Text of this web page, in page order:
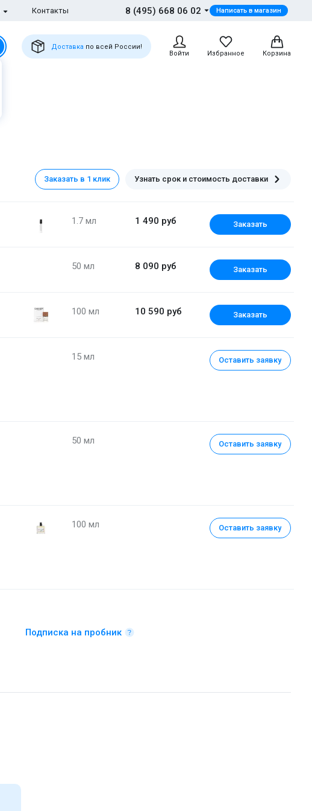
Контакты 8 (495) 668 06 02 Написать в магазин
Доставка по всей России!
Войти
Избранное Корзина
Заказать в 1 клик Узнать срок и стоимость доставки
1 490 руб
1.7 мл Заказать
8 090 руб
50 мл Заказать
10 590 руб
100 мл Заказать
15 мл Оставить заявку
50 мл Оставить заявку
100 мл Оставить заявку
Подписка на пробник